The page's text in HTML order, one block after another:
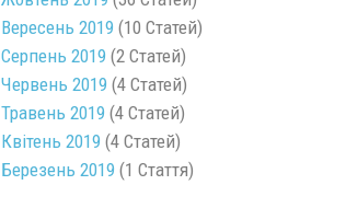
Вересень 2019 (10 Статей)
Серпень 2019 (2 Статей)
Червень 2019 (4 Статей)
Травень 2019 (4 Статей)
Квітень 2019 (4 Статей)
Березень 2019 (1 Стаття)